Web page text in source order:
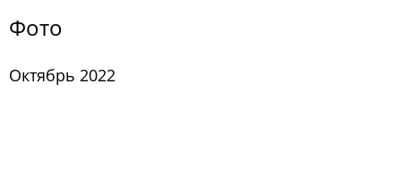
Фото
Октябрь 2022